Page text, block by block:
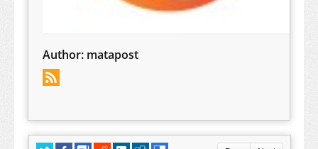
Author: matapost